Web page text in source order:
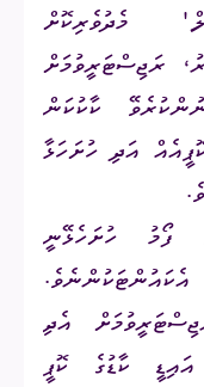
މެދުވެރިކޮށް
ރަޖިސްޓަރީވުމަށް
ކާކުކަން
އަދި ހުށަހަޅާ
ފޯމު ހުށަހެޅޭނީ
އެދި
ކާޑުގެ ކޮޕީ